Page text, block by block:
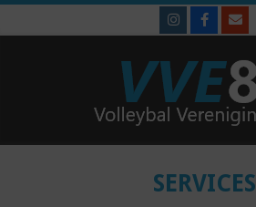
to
VVE'86
SERVICES